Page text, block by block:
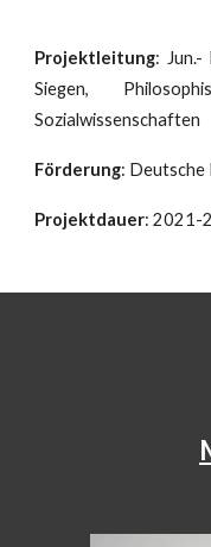
Projektleitung: Jun.-
Siegen,
Sozialwissenschaften
Förderung: Deutsche
Projektdauer: 2021-